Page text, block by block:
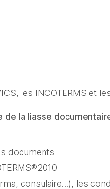
les INCOTERMS et
de la liasse
documents
consulaire…), les